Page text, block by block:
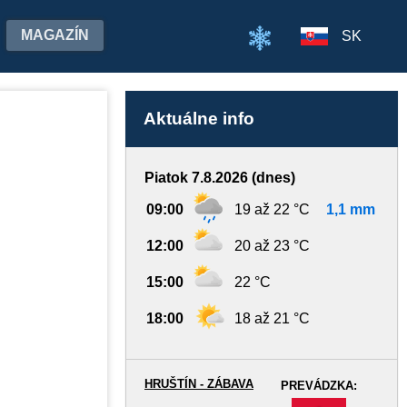
MAGAZÍN SK
Aktuálne info
Piatok 7.8.2026 (dnes)
09:00 19 až 22 °C 1,1 mm
12:00 20 až 23 °C
15:00 22 °C
18:00 18 až 21 °C
PREVÁDZKA:
HRUŠTÍN - ZÁBAVA